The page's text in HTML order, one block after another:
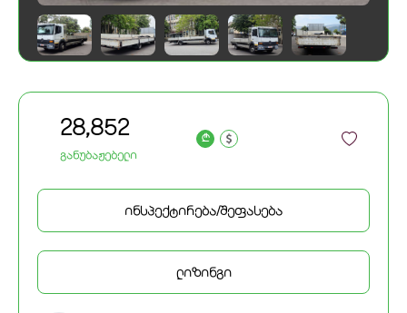
28,852
განუბაჟებელი
a
ინსპექტირება/შეფასება
ლიზინგი